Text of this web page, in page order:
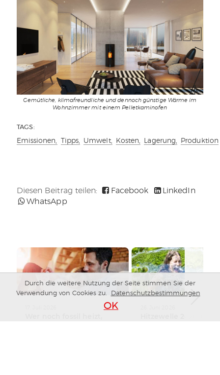
Durch die weitere Nutzung der Seite stimmen Sie der
Verwendung von Cookies zu.
Datenschutzbestimmungen
OK
Gemütliche, klimafreundliche und dennoch günstige Wärme im
Wohnzimmer mit einem Pelletkaminofen
TAGS:
Emissionen, Tipps, Umwelt, Kosten, Lagerung, Produktion
Diesen Beitrag teilen: Facebook
LinkedIn
WhatsApp
WEITERLESEN WEITERLESEN